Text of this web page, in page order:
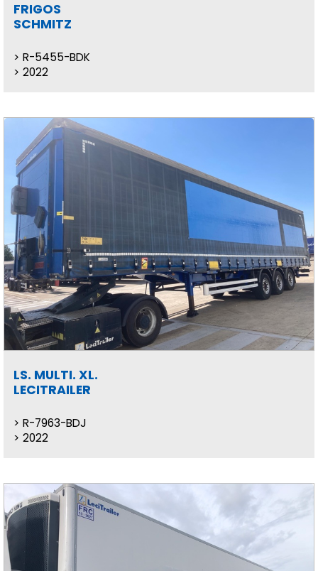
FRIGOS
SCHMITZ
R-5455-BDK
2022
LS. MULTI. XL.
LECITRAILER
R-7963-BDJ
2022